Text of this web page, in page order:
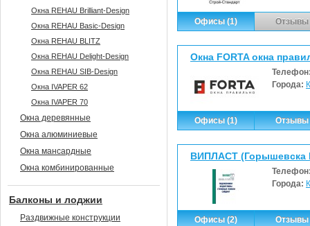
Офисы (1) Отзывы
Окна FORTA окна
Города:
Офисы (1) Отзывы
ВИПЛАСТ (Горышевска
Города:
Офисы (2) Отзывы
Окна REHAU Brilliant-Design
Окна REHAU Basic-Design
Окна REHAU BLITZ
Окна REHAU Delight-Design
Окна REHAU SIB-Design
Окна IVAPER 62
Окна IVAPER 70
Окна деревянные
Окна алюминиевые
Окна мансардные
Окна комбинированные
Балконы и лоджии
Раздвижные конструкции